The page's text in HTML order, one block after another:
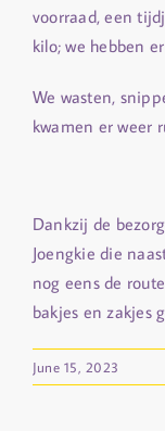
voorraad, een
kilo; we hebben
We wasten,
kwamen er weer
Dankzij de
Joengkie die
nog eens de
bakjes en zakjes
June 15, 2023